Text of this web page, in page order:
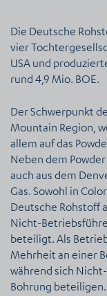
Die Deutsche
vier
USA und
rund 4,9 Mio. BOE.
Der Schwerpunkt
Mountain Region,
allem auf das
Neben dem
auch aus dem
Gas. Sowohl in
Deutsche Rohstoff
Nicht-
beteiligt. Als
Mehrheit an einer
während sich
Bohrung beteiligen.